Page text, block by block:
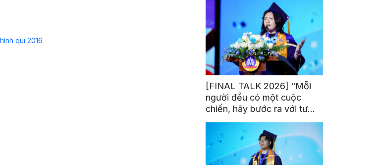
qui 2016
[FINAL TALK 2026] “Mỗi
người đều có một cuộc
chiến, hãy bước ra với tư
thế của người chiến thắng”